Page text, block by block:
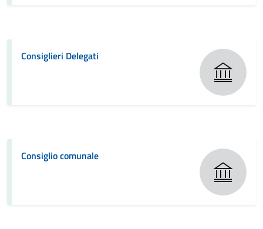
Consiglieri Delegati
Consiglio comunale